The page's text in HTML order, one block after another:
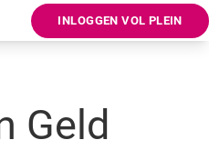
INLOGGEN VOL PLEIN
Geld